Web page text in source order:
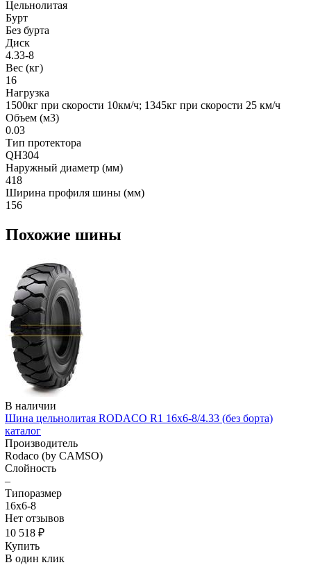
Цельнолитая
Бурт
Без бурта
Диск
4.33-8
Вес (кг)
16
Нагрузка
1500кг при скорости 10км/ч; 1345кг при скорости 25 км/ч
Объем (м3)
0.03
Тип протектора
QH304
Наружный диаметр (мм)
418
Ширина профиля шины (мм)
156
Похожие шины
В наличии
Шина цельнолитая RODACO R1 16x6-8/4.33 (без борта)
каталог
Производитель
Rodaco (by CAMSO)
Слойность
–
Типоразмер
16x6-8
Нет отзывов
10 518 ₽
Купить
В один клик